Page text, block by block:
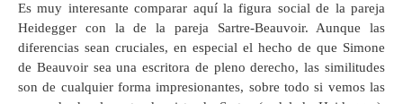
Es muy interesante comparar aquí la figura social de la pareja
Heidegger con la de la pareja Sartre-Beauvoir. Aunque las
diferencias sean cruciales, en especial el hecho de que Simone
de Beauvoir sea una escritora de pleno derecho, las similitudes
son de cualquier forma impresionantes, sobre todo si vemos las